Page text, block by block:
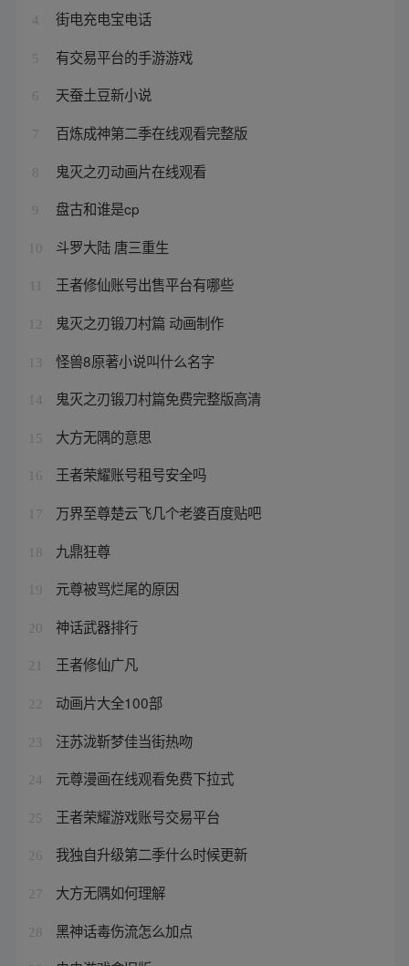
4 街电充电宝电话
5 有交易平台的手游游戏
6 天蚕土豆新小说
7 百炼成神第二季在线观看完整版
8 鬼灭之刃动画片在线观看
9 盘古和谁是cp
10 斗罗大陆 唐三重生
王者修仙账号出售平台有哪些
12 鬼灭之刃锻刀村篇 动画制作
13 怪兽8原著小说叫什么名字
14 鬼灭之刃锻刀村篇免费完整版高清
15 大方无隅的意思
16 王者荣耀账号租号安全吗
17 万界至尊楚云飞几个老婆百度贴吧
18 九鼎狂尊
19 元尊被骂烂尾的原因
20 神话武器排行
21 王者修仙广凡
22 动画片大全100部
23 汪苏泷靳梦佳当街热吻
24 元尊漫画在线观看免费下拉式
25 王者荣耀游戏账号交易平台
26 我独自升级第二季什么时候更新
27 大方无隅如何理解
28 黑神话毒伤流怎么加点